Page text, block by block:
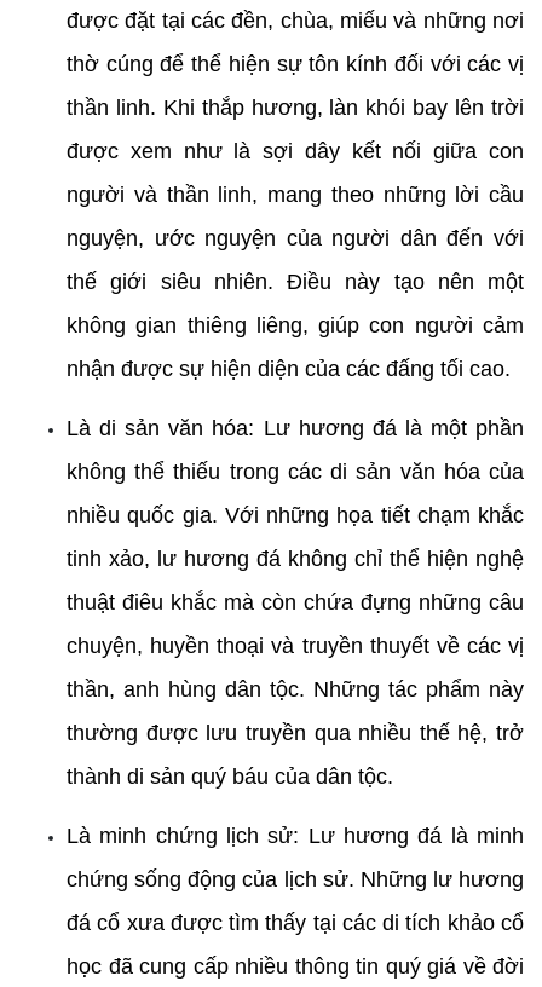
được đặt tại các đền, chùa, miếu và những nơi
thờ cúng để thể hiện sự tôn kính đối với các vị
thần linh. Khi thắp hương, làn khói bay lên trời
được xem như là sợi dây kết nối giữa con
người và thần linh, mang theo những lời cầu
nguyện, ước nguyện của người dân đến với
thế giới siêu nhiên. Điều này tạo nên một
không gian thiêng liêng, giúp con người cảm
nhận được sự hiện diện của các đấng tối cao.
Là di sản văn hóa: Lư hương đá là một phần
không thể thiếu trong các di sản văn hóa của
nhiều quốc gia. Với những họa tiết chạm khắc
tinh xảo, lư hương đá không chỉ thể hiện nghệ
thuật điêu khắc mà còn chứa đựng những câu
chuyện, huyền thoại và truyền thuyết về các vị
thần, anh hùng dân tộc. Những tác phẩm này
thường được lưu truyền qua nhiều thế hệ, trở
thành di sản quý báu của dân tộc.
Là minh chứng lịch sử: Lư hương đá là minh
chứng sống động của lịch sử. Những lư hương
đá cổ xưa được tìm thấy tại các di tích khảo cổ
học đã cung cấp nhiều thông tin quý giá về đời